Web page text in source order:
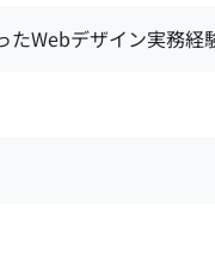
Webデザイン実務経